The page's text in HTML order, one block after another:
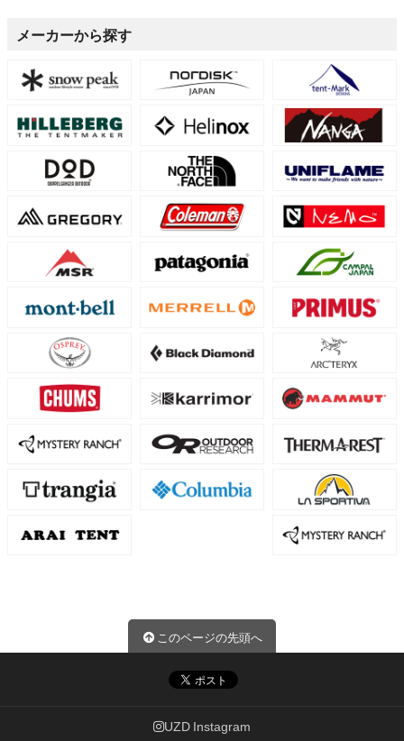
メーカーから探す
このページの先頭へ
UZD Instagram